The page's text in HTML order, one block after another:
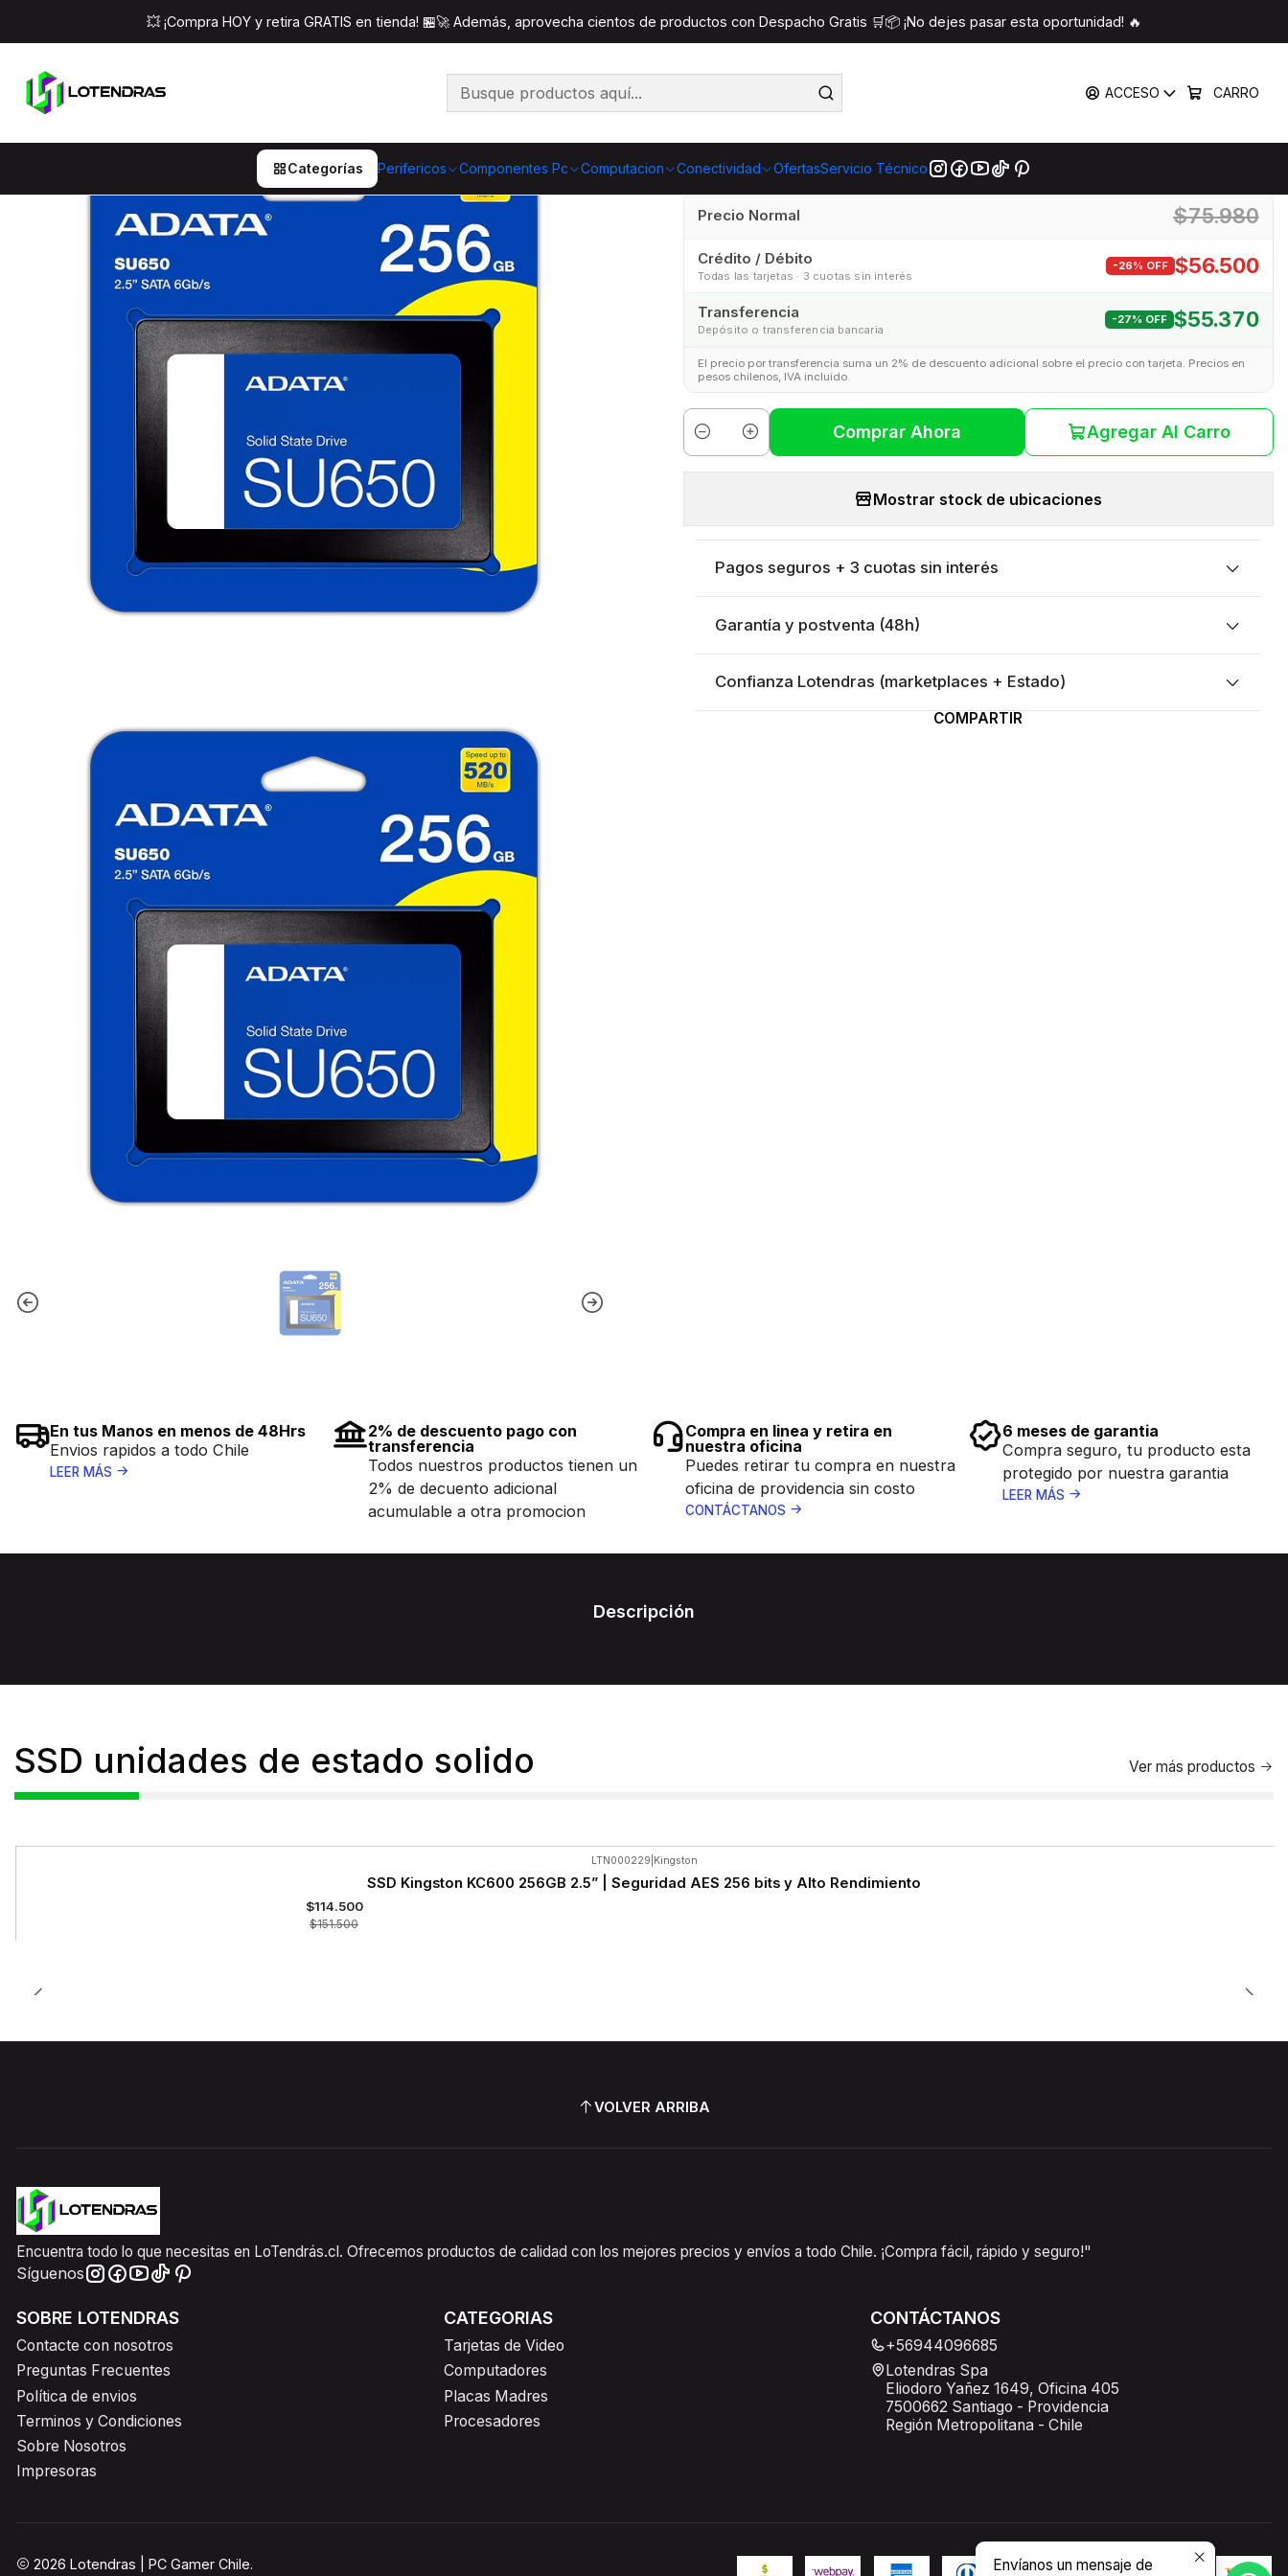
ACCESO CARRO
Categorías Perifericos Componentes Pc Computacion Conectividad OfertasServicio Técnico
💥 ¡Compra HOY y retira GRATIS en tienda! 🏪🚀 Además, aprovecha cientos de productos con Despacho Gratis 🛒📦 ¡No dejes pasar esta oportunidad! 🔥
Inicio Componentes Pc Almacenamiento SSD unidades de estado solido SSD Adata Ultimate SU650 256 GB 2.5" SATA III
SSD Adata Ultimate SU650 256 GB
2.5" SATA III
|
Precio Normal $75.980
Crédito / Débito
Todas las tarjetas · 3 cuotas sin interés
-26% OFF $56.500
Transferencia
Depósito o transferencia bancaria
-27% OFF $55.370
El precio por transferencia suma un 2% de descuento adicional sobre el precio con tarjeta. Precios en
pesos chilenos, IVA incluido.
Cantidad
Agregar Al Carro
Comprar Ahora
Mostrar stock de ubicaciones
Pagos seguros + 3 cuotas sin interés
Garantía y postventa (48h)
Confianza Lotendras (marketplaces + Estado)
COMPARTIR
En tus Manos en menos de 48Hrs
Envios rapidos a todo Chile
LEER MÁS
2% de descuento pago con
transferencia
Todos nuestros productos tienen un
2% de decuento adicional
acumulable a otra promocion
Compra en linea y retira en
nuestra oficina
Puedes retirar tu compra en nuestra
oficina de providencia sin costo
CONTÁCTANOS
6 meses de garantia
Compra seguro, tu producto esta
protegido por nuestra garantia
LEER MÁS
Descripción
SSD unidades de estado solido Ver más productos
LTN000229 Kingston
SSD Kingston KC600 256GB 2.5” | Seguridad AES 256 bits y Alto Rendimiento
$114.500
$151.500
VOLVER ARRIBA
Encuentra todo lo que necesitas en LoTendrás.cl. Ofrecemos productos de calidad con los mejores precios y envíos a todo Chile. ¡Compra fácil, rápido y seguro!"
Síguenos
SOBRE LOTENDRAS
Contacte con nosotros
Preguntas Frecuentes
Política de envios
Terminos y Condiciones
Sobre Nosotros
Impresoras
CATEGORIAS
Tarjetas de Video
Computadores
Placas Madres
Procesadores
CONTÁCTANOS
+56944096685
Lotendras Spa
Eliodoro Yañez 1649, Oficina 405
7500662 Santiago - Providencia
Región Metropolitana - Chile
2026 Lotendras | PC Gamer Chile. Envíanos un mensaje de